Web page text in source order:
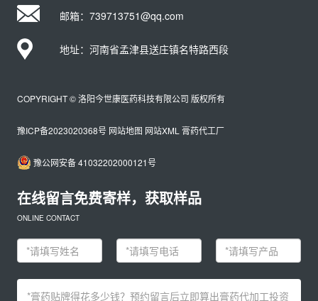
邮箱：739713751@qq.com
地址：河南省孟津县送庄镇名特路西段
COPYRIGHT © 洛阳今世康医药科技有限公司 版权所有
豫ICP备2023020368号 网站地图 网站XML 膏药代工厂
豫公网安备 41032202000121号
在线留言免费寄样，获取样品
ONLINE CONTACT